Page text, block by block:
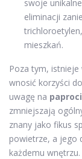
swoje
eliminacji
mieszkań.
Poza tym,
wnosić korzyści
uwagę na
zmniejszają
znany jako fikus
powietrze, a jego
każdemu wnętrzu.